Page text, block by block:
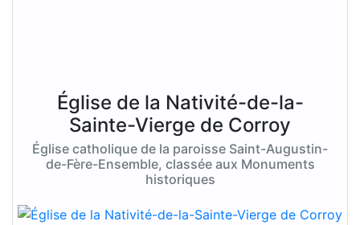
Église de la Nativité-de-la-
Sainte-Vierge de Corroy
Église catholique de la paroisse Saint-Augustin-
de-Fère-Ensemble, classée aux Monuments
historiques